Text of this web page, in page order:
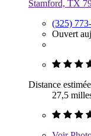
Stamford, TX
(325)
Ouvert
Distance estimée
27,5